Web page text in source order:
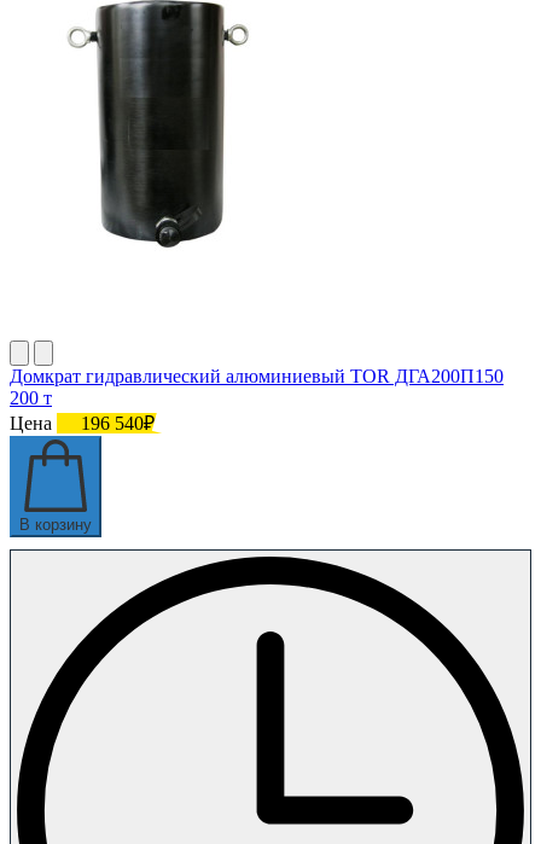
Домкрат гидравлический алюминиевый TOR ДГА200П150
200 т
Цена
196 540₽
В корзину